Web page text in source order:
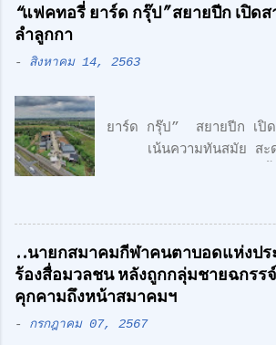
“แฟคทอรี่ ยาร์ด กรุ๊ป” สยายปีก เปิด
ลำลูกกา
- สิงหาคม 14, 2563
“แฟ
ยาร์ด กรุ๊ป” สยายปีก เปิด
เน้นความทันสมัย สะด
สไตล์ Modern Loft แ
ศักดิ์สิทธิ์ คูณรัตนศิริ และชุ
ศักดิ์ เปิดตัวสาชาเพิ่มที่ลำลู
สมัย สะดวกสบาย ทั้ง โรง
ชั้น + 1 ชั้นลอย สไตล์
..นายกสมาคมกีฬาคนตาบอดแห่งปร
ร้องสื่อมวลชน หลังถูกกลุ่มชายฉกรร
คุกคามถึงหน้าสมาคมฯ
- กรกฎาคม 07, 2567